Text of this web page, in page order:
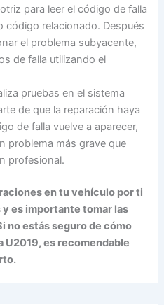
para leer el código de falla
código relacionado. Después
el problema subyacente,
de falla utilizando el
pruebas en el sistema
de que la reparación haya
de falla vuelve a aparecer,
problema más grave que
profesional.
en tu vehículo por ti
es importante tomar las
no estás seguro de cómo
U2019, es recomendable